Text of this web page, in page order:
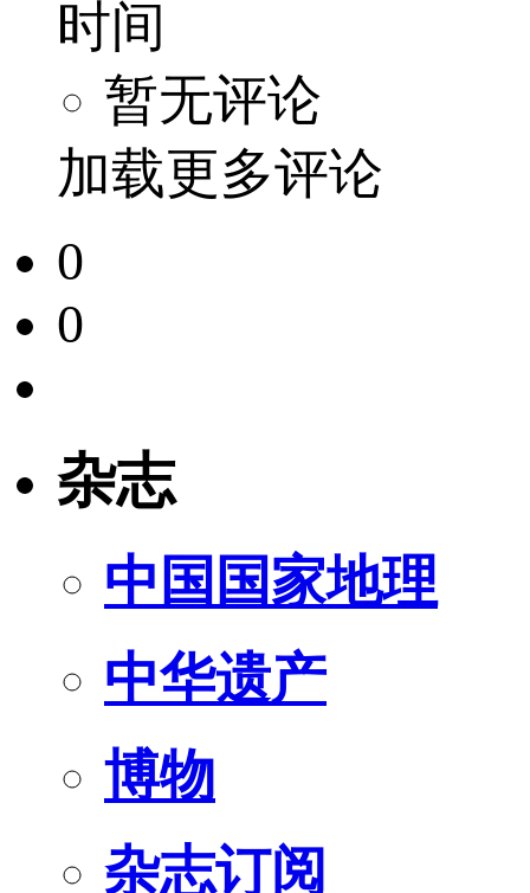
时间
暂无评论
加载更多评论
0
0
杂志
中国国家地理
中华遗产
博物
杂志订阅